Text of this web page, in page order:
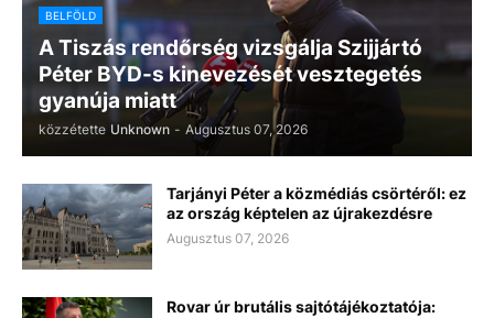
BELFÖLD
A Tiszás rendőrség vizsgálja Szijjártó
Péter BYD-s kinevezését vesztegetés
gyanúja miatt
közzétette Unknown - Augusztus 07, 2026
Tarjányi Péter a közmédiás csörtéről: ez
az ország képtelen az újrakezdésre
Augusztus 07, 2026
Rovar úr brutális sajtótájékoztatója: